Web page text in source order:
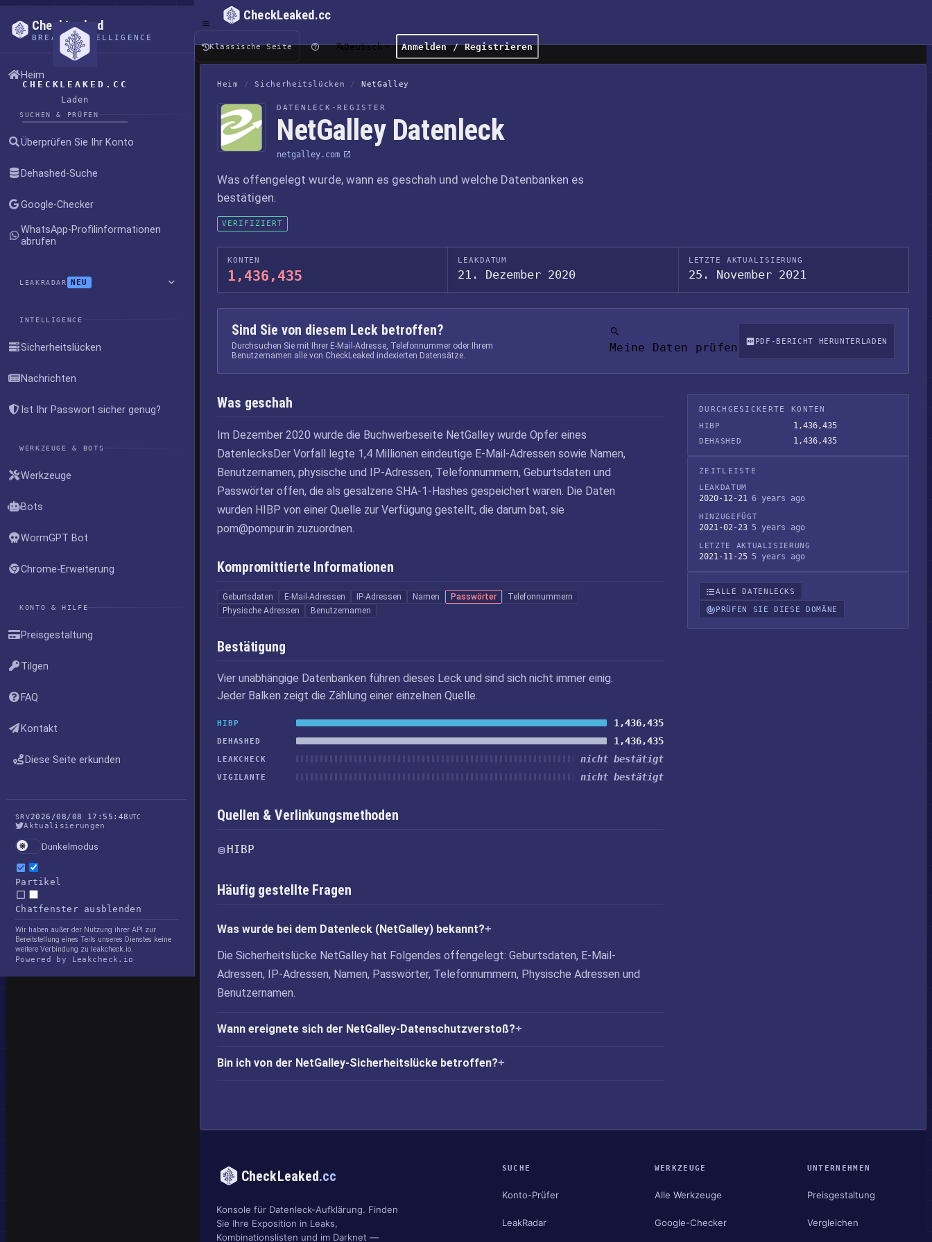
CHECKLEAKED.CC
Laden
CheckLeaked
BREACH INTELLIGENCE
Heim
SUCHEN & PRÜFEN
Überprüfen Sie Ihr Konto
Dehashed-Suche
Google-Checker
WhatsApp-Profilinformationen
abrufen
LEAKRADAR NEU
INTELLIGENCE
Sicherheitslücken
Nachrichten
Ist Ihr Passwort sicher genug?
WERKZEUGE & BOTS
Werkzeuge
Bots
WormGPT Bot
Chrome-Erweiterung
KONTO & HILFE
Preisgestaltung
Tilgen
FAQ
Kontakt
Diese Seite erkunden
SRV2026/08/08 17:55:48UTC
Aktualisierungen
Dunkelmodus
Partikel
Chatfenster ausblenden
Wir haben außer der Nutzung ihrer API zur
Bereitstellung eines Teils unseres Dienstes keine
weitere Verbindung zu leakcheck.io.
Powered by Leakcheck.io
CheckLeaked.cc
Klassische Seite Deutsch Anmelden / Registrieren
Heim / Sicherheitslücken / NetGalley
DATENLECK-REGISTER
NetGalley Datenleck
netgalley.com
Was offengelegt wurde, wann es geschah und welche Datenbanken es
bestätigen.
VERIFIZIERT
KONTEN
1,436,435
LEAKDATUM
21. Dezember 2020
LETZTE AKTUALISIERUNG
25. November 2021
Sind Sie von diesem Leck betroffen?
Durchsuchen Sie mit Ihrer E-Mail-Adresse, Telefonnummer oder Ihrem
Benutzernamen alle von CheckLeaked indexierten Datensätze.
Meine Daten prüfen PDF-BERICHT HERUNTERLADEN
Was geschah
Im Dezember 2020 wurde die Buchwerbeseite NetGalley wurde Opfer eines
DatenlecksDer Vorfall legte 1,4 Millionen eindeutige E-Mail-Adressen sowie Namen,
Benutzernamen, physische und IP-Adressen, Telefonnummern, Geburtsdaten und
Passwörter offen, die als gesalzene SHA-1-Hashes gespeichert waren. Die Daten
wurden HIBP von einer Quelle zur Verfügung gestellt, die darum bat, sie
pom@pompur.in zuzuordnen.
Kompromittierte Informationen
Geburtsdaten E-Mail-Adressen IP-Adressen Namen Passwörter
Telefonnummern
Physische Adressen
Benutzernamen
Bestätigung
Vier unabhängige Datenbanken führen dieses Leck und sind sich nicht immer einig.
Jeder Balken zeigt die Zählung einer einzelnen Quelle.
HIBP 1,436,435
DEHASHED 1,436,435
LEAKCHECK nicht bestätigt
VIGILANTE nicht bestätigt
Quellen & Verlinkungsmethoden
HIBP
Häufig gestellte Fragen
Was wurde bei dem Datenleck (NetGalley) bekannt?
Die Sicherheitslücke NetGalley hat Folgendes offengelegt: Geburtsdaten, E-Mail-
Adressen, IP-Adressen, Namen, Passwörter, Telefonnummern, Physische Adressen und
Benutzernamen.
Wann ereignete sich der NetGalley-Datenschutzverstoß?
Bin ich von der NetGalley-Sicherheitslücke betroffen?
DURCHGESICKERTE KONTEN
HIBP
1,436,435
DEHASHED 1,436,435
ZEITLEISTE
LEAKDATUM
2020-12-21 6 years ago
HINZUGEFÜGT
2021-02-23 5 years ago
LETZTE AKTUALISIERUNG
2021-11-25 5 years ago
ALLE DATENLECKS
PRÜFEN SIE DIESE DOMÄNE
CheckLeaked.cc
Konsole für Datenleck-Aufklärung. Finden
Sie Ihre Exposition in Leaks,
Kombinationslisten und im Darknet —
SUCHE
Konto-Prüfer
LeakRadar
WERKZEUGE
Alle Werkzeuge
Google-Checker
UNTERNEHMEN
Preisgestaltung
Vergleichen